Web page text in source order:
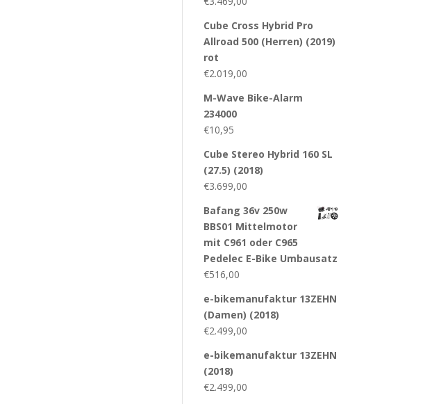
Cube Cross Hybrid Pro
Allroad 500 (Herren) (2019)
rot
€2.019,00
M-Wave Bike-Alarm
234000
€10,95
Cube Stereo Hybrid 160 SL
(27.5) (2018)
€3.699,00
Bafang 36v 250w
BBS01 Mittelmotor
mit C961 oder C965
Pedelec E-Bike Umbausatz
€516,00
e-bikemanufaktur 13ZEHN
(Damen) (2018)
€2.499,00
e-bikemanufaktur 13ZEHN
(2018)
€2.499,00